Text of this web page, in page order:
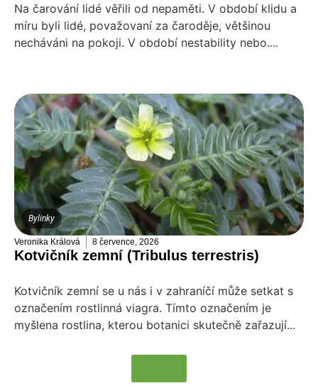
Na čarování lidé věřili od nepaměti. V období klidu a
míru byli lidé, považovaní za čaroděje, většinou
necháváni na pokoji. V období nestability nebo....
Bylinky
Veronika Králová 8 července, 2026
Kotvičník zemní (Tribulus terrestris)
Kotvičník zemní se u nás i v zahraníčí může setkat s
označením rostlinná viagra. Tímto označením je
myšlena rostlina, kterou botanici skutečně zařazují...